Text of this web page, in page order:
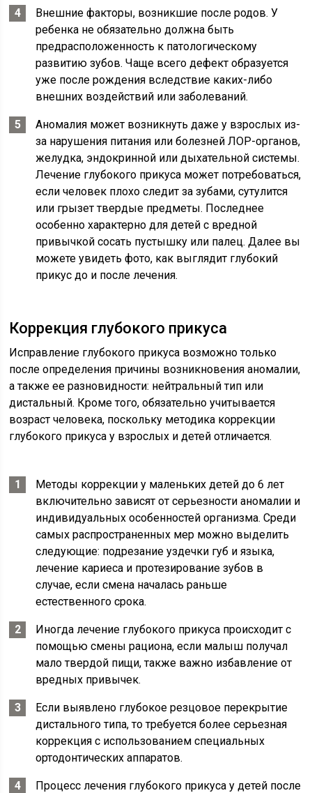
Внешние факторы, возникшие после родов. У
ребенка не обязательно должна быть
предрасположенность к патологическому
развитию зубов. Чаще всего дефект образуется
уже после рождения вследствие каких-либо
внешних воздействий или заболеваний.
Аномалия может возникнуть даже у взрослых из-
за нарушения питания или болезней ЛОР-органов,
желудка, эндокринной или дыхательной системы.
Лечение глубокого прикуса может потребоваться,
если человек плохо следит за зубами, сутулится
или грызет твердые предметы. Последнее
особенно характерно для детей с вредной
привычкой сосать пустышку или палец. Далее вы
можете увидеть фото, как выглядит глубокий
прикус до и после лечения.
Коррекция глубокого прикуса
Исправление глубокого прикуса возможно только
после определения причины возникновения аномалии,
а также ее разновидности: нейтральный тип или
дистальный. Кроме того, обязательно учитывается
возраст человека, поскольку методика коррекции
глубокого прикуса у взрослых и детей отличается.
Методы коррекции у маленьких детей до 6 лет
включительно зависят от серьезности аномалии и
индивидуальных особенностей организма. Среди
самых распространенных мер можно выделить
следующие: подрезание уздечки губ и языка,
лечение кариеса и протезирование зубов в
случае, если смена началась раньше
естественного срока.
Иногда лечение глубокого прикуса происходит с
помощью смены рациона, если малыш получал
мало твердой пищи, также важно избавление от
вредных привычек.
Если выявлено глубокое резцовое перекрытие
дистального типа, то требуется более серьезная
коррекция с использованием специальных
ортодонтических аппаратов.
Процесс лечения глубокого прикуса у детей после